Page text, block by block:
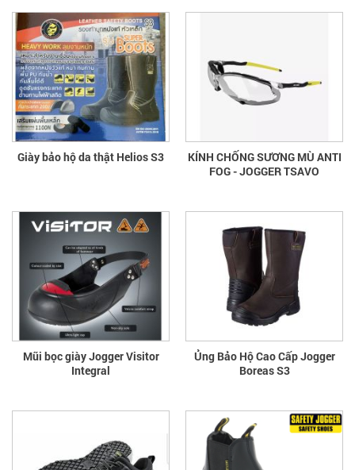
Giày bảo hộ da thật Helios S3
KÍNH CHỐNG SƯƠNG MÙ ANTI
FOG - JOGGER TSAVO
Mũi bọc giày Jogger Visitor
Integral
Ủng Bảo Hộ Cao Cấp Jogger
Boreas S3